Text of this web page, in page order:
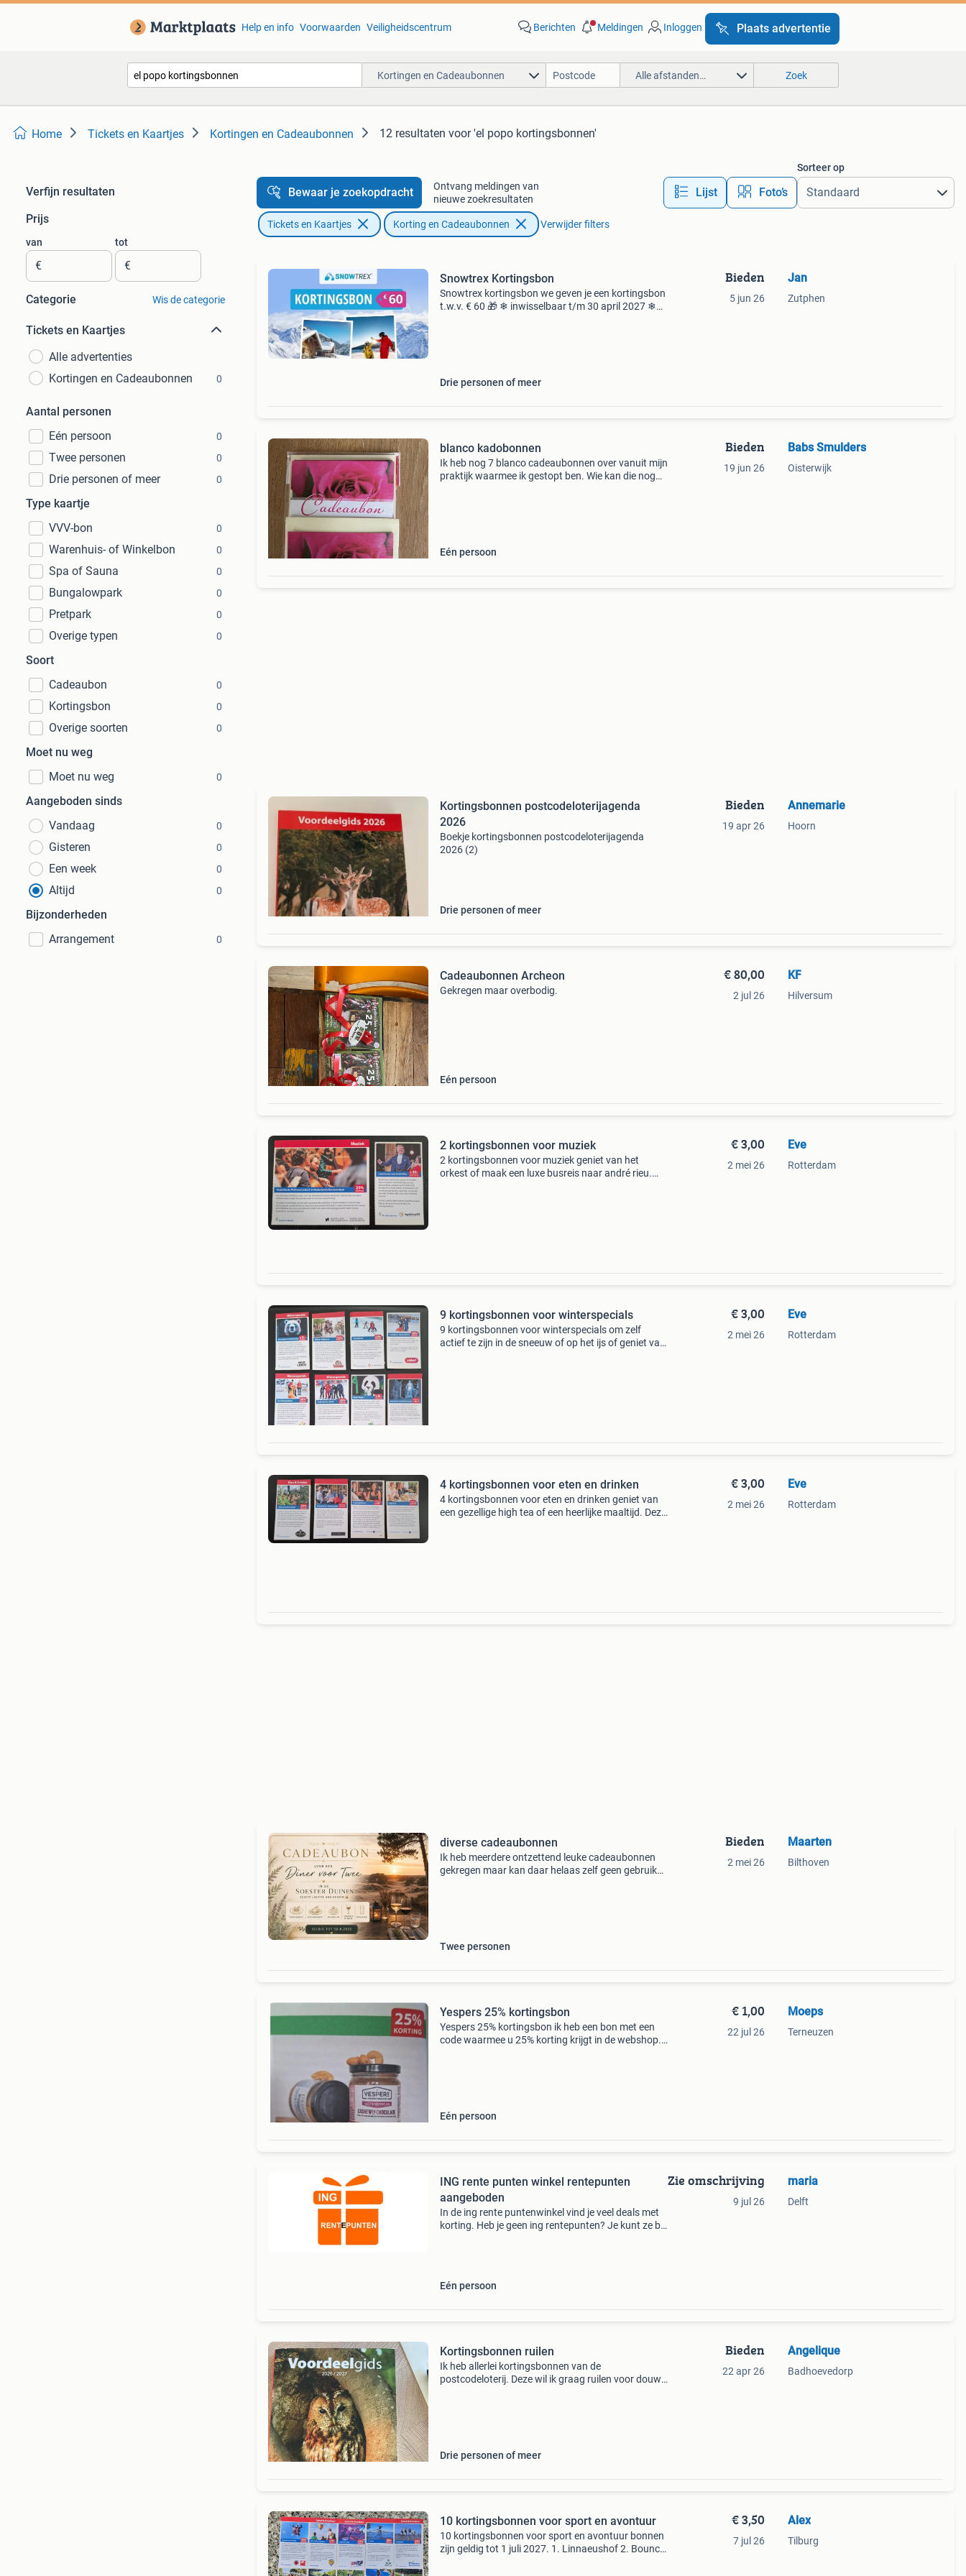
Help en info Voorwaarden Veiligheidscentrum Berichten Meldingen Inloggen Plaats advertentie
Kortingen en Cadeaubonnen Alle afstanden… Zoek
Home Tickets en Kaartjes Kortingen en Cadeaubonnen 12 resultaten voor 'el popo kortingsbonnen'
Verfijn resultaten
Prijs
van
€
tot
€
Categorie Wis de categorie
Tickets en Kaartjes
Alle advertenties
Kortingen en Cadeaubonnen
0
Aantal personen
Eén persoon
0
Twee personen 0
Drie personen of meer 0
Type kaartje
VVV-bon
0
Warenhuis- of Winkelbon 0
Spa of Sauna 0
Bungalowpark 0
Pretpark 0
Overige typen 0
Soort
Cadeaubon
0
Kortingsbon 0
Overige soorten 0
Moet nu weg
Moet nu weg
0
Aangeboden sinds
Vandaag
0
Gisteren 0
Een week 0
Altijd 0
Bijzonderheden
Arrangement
0
Bewaar je zoekopdracht
Ontvang meldingen van
nieuwe zoekresultaten
Lijst Foto’s
Sorteer op
Tickets en Kaartjes Korting en Cadeaubonnen Verwijder filters
Snowtrex Kortingsbon
Snowtrex kortingsbon we geven je een kortingsbon
t.w.v. € 60 🎁 ❄ inwisselbaar t/m 30 april 2027 ❄
Drie personen of meer
Bieden
5 jun 26
Jan
Zutphen
blanco kadobonnen
Ik heb nog 7 blanco cadeaubonnen over vanuit mijn
praktijk waarmee ik gestopt ben. Wie kan die nog
Eén persoon
Bieden
19 jun 26
Babs Smulders
Oisterwijk
Kortingsbonnen postcodeloterijagenda
2026
Boekje kortingsbonnen postcodeloterijagenda
2026 (2)
Drie personen of meer
Bieden
19 apr 26
Annemarie
Hoorn
Cadeaubonnen Archeon
Gekregen maar overbodig.
Eén persoon
€ 80,00
2 jul 26
KF
Hilversum
2 kortingsbonnen voor muziek
2 kortingsbonnen voor muziek geniet van het
orkest of maak een luxe busreis naar andré rieu.
€ 3,00
2 mei 26
Eve
Rotterdam
9 kortingsbonnen voor winterspecials
9 kortingsbonnen voor winterspecials om zelf
actief te zijn in de sneeuw of op het ijs of geniet van
€ 3,00
2 mei 26
Eve
Rotterdam
4 kortingsbonnen voor eten en drinken
4 kortingsbonnen voor eten en drinken geniet van
een gezellige high tea of een heerlijke maaltijd. Deze
€ 3,00
2 mei 26
Eve
Rotterdam
diverse cadeaubonnen
Ik heb meerdere ontzettend leuke cadeaubonnen
gekregen maar kan daar helaas zelf geen gebruik
Twee personen
Bieden
2 mei 26
Maarten
Bilthoven
Yespers 25% kortingsbon
Yespers 25% kortingsbon ik heb een bon met een
code waarmee u 25% korting krijgt in de webshop.
Eén persoon
€ 1,00
22 jul 26
Moeps
Terneuzen
ING rente punten winkel rentepunten
aangeboden
In de ing rente puntenwinkel vind je veel deals met
korting. Heb je geen ing rentepunten? Je kunt ze bij
Eén persoon
Zie omschrijving
9 jul 26
maria
Delft
Kortingsbonnen ruilen
Ik heb allerlei kortingsbonnen van de
postcodeloterij. Deze wil ik graag ruilen voor douwe
Drie personen of meer
Bieden
22 apr 26
Angelique
Badhoevedorp
10 kortingsbonnen voor sport en avontuur
10 kortingsbonnen voor sport en avontuur bonnen
zijn geldig tot 1 juli 2027. 1. Linnaeushof 2. Bounce
€ 3,50
7 jul 26
Alex
Tilburg